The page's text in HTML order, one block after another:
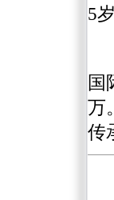
5岁
国
万
传